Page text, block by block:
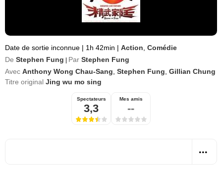
Date de sortie inconnue | 1h 42min | Action Comédie
De Stephen Fung Par Stephen Fung
Avec Anthony Wong Chau-Sang Stephen Fung Gillian Chung
Titre original Jing wu mo sing
Spectateurs
3,3
Mes amis
--